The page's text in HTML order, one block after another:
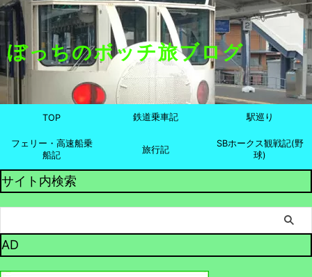
ぼっちのボッチ旅ブログ
TOP 鉄道乗車記 駅巡り
フェリー・高速船乗
船記
旅行記
SBホークス観戦記(野
球)
サイト内検索
AD